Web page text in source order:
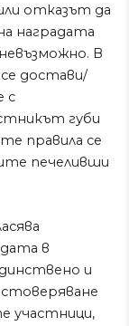
отказът да
наградата
В
достави/
с
губи
правила се
печеливши
в
и
участници,